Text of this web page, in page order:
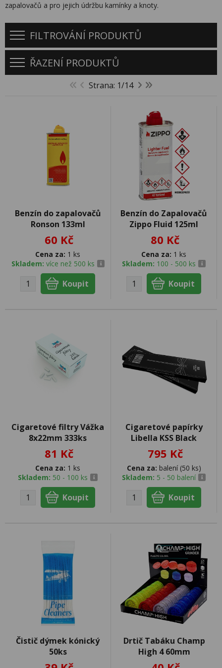
zapalovačů a pro jejich údržbu kamínky a knoty.
FILTROVÁNÍ PRODUKTŮ
ŘAZENÍ PRODUKTŮ
Strana: 1/14
Benzín do zapalovačů
Ronson 133ml
60 Kč
Cena za: 1 ks
Skladem: více než 500 ks
Benzín do Zapalovačů
Zippo Fluid 125ml
80 Kč
Cena za: 1 ks
Skladem: 100 - 500 ks
Cigaretové filtry Vážka
8x22mm 333ks
81 Kč
Cena za: 1 ks
Skladem: 50 - 100 ks
Cigaretové papírky
Libella KSS Black
795 Kč
Cena za: balení (50 ks)
Skladem: 5 - 50 balení
Čistič dýmek kónický
50ks
Drtič Tabáku Champ
High 4 60mm